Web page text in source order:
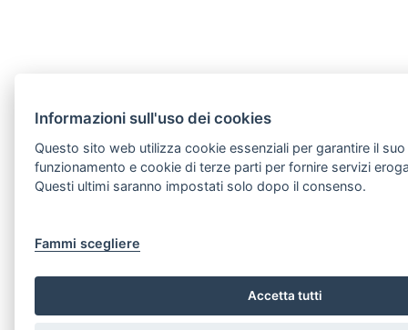
Informazioni sull'uso dei cookies
Questo sito web utilizza cookie essenziali per garantire il
funzionamento e cookie di terze parti per fornire servizi
Questi ultimi saranno impostati solo dopo il consenso.
Fammi scegliere
Accetta tutti